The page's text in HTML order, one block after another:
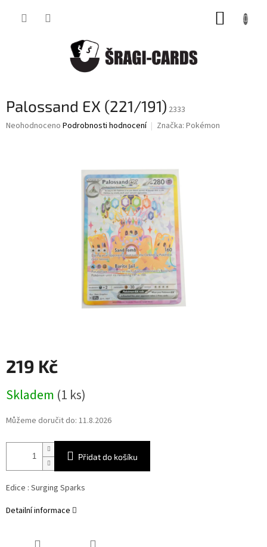
Palossand EX (221/191) 2333
Průměrné
Neohodnoceno Podrobnosti hodnocení Značka: Pokémon
219 Kč
cena:
Skladem (1 ks)
Můžeme doručit do: 11.8.2026
Přidat do košíku
Edice : Surging Sparks
Detailní informace